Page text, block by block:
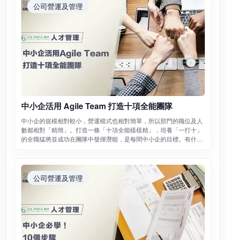
中小企活用 Agile Team 打造十項全能團隊
中小企的規模相對較小，營運模式也相對簡單，所以部門的職位及人
數都相對「精簡」。打造一條「十項全能樣樣精」，培養「一打十」
的全職猛將並成功在團隊中發揮潛能，是每間中小企的目標。有什麽
公司營運及管理
公司營運及管理